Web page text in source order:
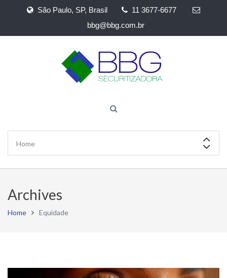
São Paulo, SP, Brasil
11 3677-6677
bbg@bbg.com.br
Archives
Home Equidade